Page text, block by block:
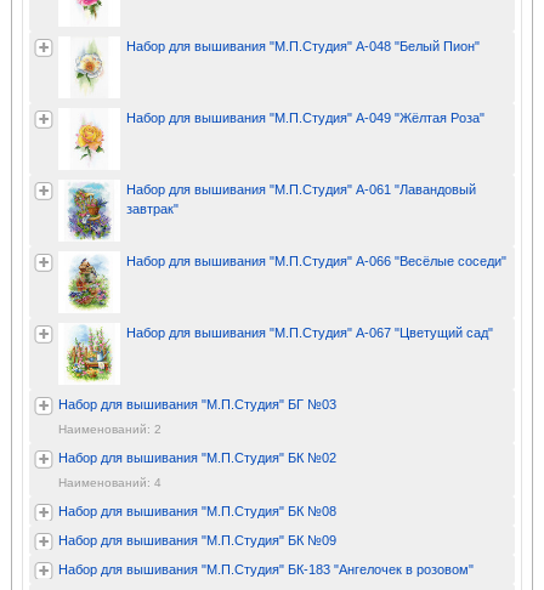
Набор для вышивания "М.П.Студия" А-048 "Белый Пион"
Набор для вышивания "М.П.Студия" А-049 "Жёлтая Роза"
Набор для вышивания "М.П.Студия" А-061 "Лавандовый
завтрак"
Набор для вышивания "М.П.Студия" А-066 "Весёлые соседи"
Набор для вышивания "М.П.Студия" А-067 "Цветущий сад"
Набор для вышивания "М.П.Студия" БГ №03
Наименований: 2
Набор для вышивания "М.П.Студия" БК №02
Наименований: 4
Набор для вышивания "М.П.Студия" БК №08
Набор для вышивания "М.П.Студия" БК №09
Набор для вышивания "М.П.Студия" БК-183 "Ангелочек в розовом"